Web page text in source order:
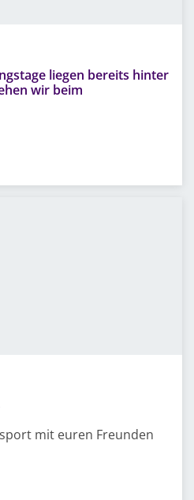
liegen bereits hinter
wir beim
mit euren Freunden